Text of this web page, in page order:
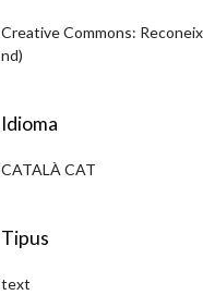
Creative Commons:
nd)
Idioma
CATALÀ CAT
Tipus
text